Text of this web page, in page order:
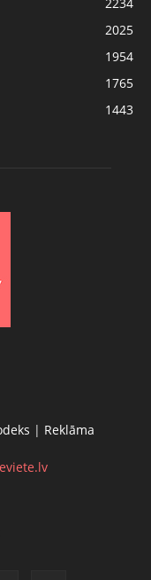
2025
1954
1765
1443
| Reklāma